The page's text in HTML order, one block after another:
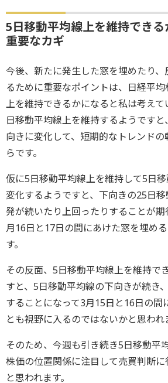
5日移動平均線上を維持でき
重要なカギ
今後、新たに発生した窓を埋めたり
るために重要なポイントは、日経平
上を維持できるかになると私は考えて
日移動平均線上を維持するようです
向きに変化して、短期的なトレンド
らです。
仮に5日移動平均線上を維持して5日
変化するようですと、下向きの25日
発が続いたり上回ったりすることが
月16日と17日の間にあけた窓を埋め
す。
その反面、5日移動平均線上を維持で
すと、5日移動平均線の下向きが続き
することになって3月15日と16日の間
とも視野に入るのではないかと思われ
そのため、今週も引き続き5日移動平
株価の位置関係に注目して売買判断
と思われます。